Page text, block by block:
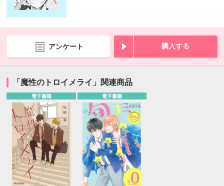
アンケート 購入する
「魔性のトロイメライ」関連商品
電子書籍 電子書籍